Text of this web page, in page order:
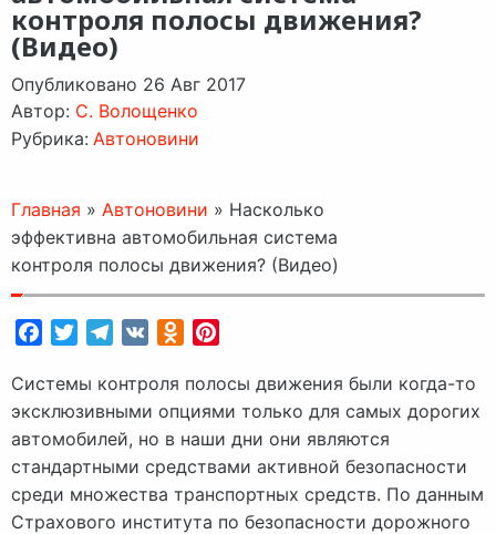
контроля полосы движения?
(Видео)
Опубликовано 26 Авг 2017
Автор: C. Волощенко
Рубрика: Автоновини
Главная » Автоновини » Насколько
эффективна автомобильная система
контроля полосы движения? (Видео)
FacebookTwitterTelegram
VK Odnoklassniki
Системы контроля полосы движения были когда-то
эксклюзивными опциями только для самых дорогих
автомобилей, но в наши дни они являются
стандартными средствами активной безопасности
среди множества транспортных средств. По данным
Страхового института по безопасности дорожного